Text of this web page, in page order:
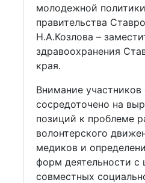
молодежной
правительства
Н.А.Козлова –
здравоохранения
края.
Внимание
сосредоточено на
позиций к проблеме
волонтерского
медиков и
форм деятельности с
совместных